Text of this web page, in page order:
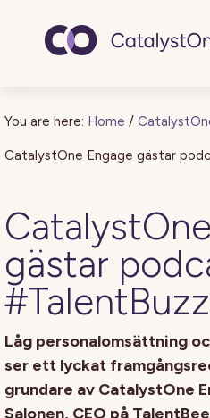
You are here: Home /
CatalystOne Engage gästar
gästar
#TalentBuzz
Låg personalomsättning
ser ett lyckat
grundare av CatalystOne
Salonen, CEO på